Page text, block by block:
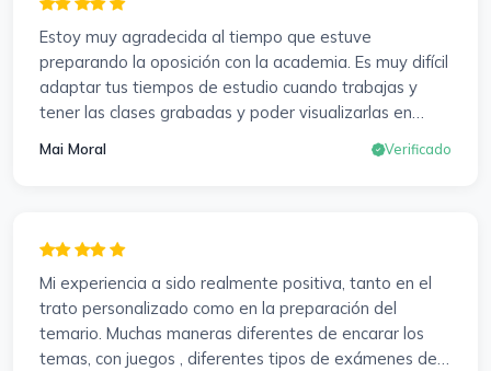
Estoy muy agradecida al tiempo que estuve
preparando la oposición con la academia. Es muy difícil
adaptar tus tiempos de estudio cuando trabajas y
tener las clases grabadas y poder visualizarlas en
cualquier momento y las veces que sea necesario, se
agradece mucho. Sabemos que el trabajo de estudio
profesores accesibles, atentos y dispuestos para
resolver dudas, se agradece. Incluso se ofrecieron a
ayudarme a buscar impugnaciones de preguntas del
examen para subir nota. Gracias Vanesa y Pablo.
Mai Moral Verificado
Mi experiencia a sido realmente positiva, tanto en el
trato personalizado como en la preparación del
temario. Muchas maneras diferentes de encarar los
temas, con juegos , diferentes tipos de exámenes de